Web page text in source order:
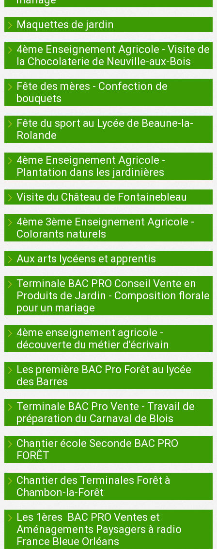
Maquettes de jardin
4ème Enseignement Agricole - Visite de
la Chocolaterie de Neuville-aux-Bois
Fête des mères - Confection de
bouquets
Fête du sport au Lycée de Beaune-la-
Rolande
4ème Enseignement Agricole -
Plantation dans les jardinières
Visite du Château de Fontainebleau
4ème 3ème Enseignement Agricole -
Colorants naturels
Aux arts lycéens et apprentis
Terminale BAC PRO Conseil Vente en
Produits de Jardin - Composition florale
pour un mariage
4ème enseignement agricole -
découverte du métier d'écrivain
Les première BAC Pro Forêt au lycée
des Barres
Terminale BAC Pro Vente - Travail de
préparation du Carnaval de Blois
Chantier école Seconde BAC PRO
FORÊT
Chantier des Terminales Forêt à
Chambon-la-Forêt
Les 1ères BAC PRO Ventes et
Aménagements Paysagers à radio
France Bleue Orléans